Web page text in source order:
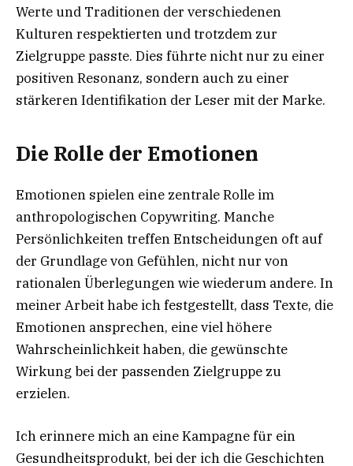
Werte und Traditionen der verschiedenen
Kulturen respektierten und trotzdem zur
Zielgruppe passte. Dies führte nicht nur zu einer
positiven Resonanz, sondern auch zu einer
stärkeren Identifikation der Leser mit der Marke.
Die Rolle der Emotionen
Emotionen spielen eine zentrale Rolle im
anthropologischen Copywriting. Manche
Persönlichkeiten treffen Entscheidungen oft auf
der Grundlage von Gefühlen, nicht nur von
rationalen Überlegungen wie wiederum andere. In
meiner Arbeit habe ich festgestellt, dass Texte, die
Emotionen ansprechen, eine viel höhere
Wahrscheinlichkeit haben, die gewünschte
Wirkung bei der passenden Zielgruppe zu
erzielen.
Ich erinnere mich an eine Kampagne für ein
Gesundheitsprodukt, bei der ich die Geschichten